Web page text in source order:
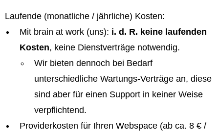
Laufende (monatliche / jährliche) Kosten:
Mit brain at work (uns): i. d. R. keine laufenden
Kosten, keine Dienstverträge notwendig.
Wir bieten dennoch bei Bedarf
unterschiedliche Wartungs-Verträge an, diese
sind aber für einen Support in keiner Weise
verpflichtend.
Providerkosten für Ihren Webspace (ab ca. 8 € /